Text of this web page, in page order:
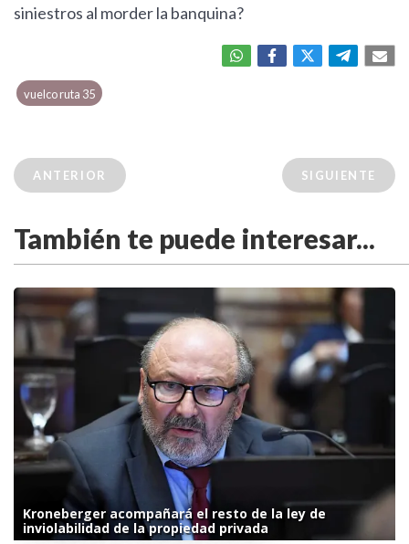
siniestros al morder la banquina?
vuelco ruta 35
ANTERIOR SIGUIENTE
También te puede interesar...
Kroneberger acompañará el resto de la ley de
inviolabilidad de la propiedad privada